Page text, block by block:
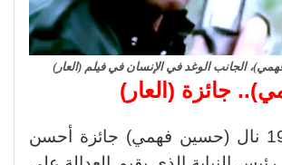
الجانب الوغد في الإنسان في فيلم (العار)
جائزة (العار)
في عام 1982 نال (حسين فهمي) جائزة أحسن